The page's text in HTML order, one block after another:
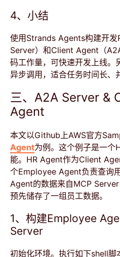
4、小结
使用Strands Agents构建开
Server）和Client Agent（
码工作量，可快速开发上线。
异步调用，适合任务时间长、
三、A2A Server &
Agent
本文以Github上AWS官方
Agent为例。这个例子是一个
能。HR Agent作为Client
个Employee Agent负责查询
Agent的数据来自MCP
预先储存了一组员工数据。
1、构建Employee
Server
初始化环境。执行如下shell脚